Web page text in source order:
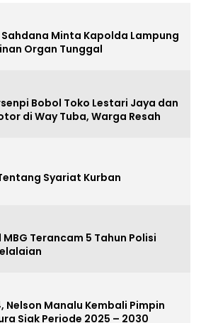
Sahdana Minta Kapolda Lampung
Organ Tunggal
Bobol Toko Lestari Jaya dan
di Way Tuba, Warga Resah
Syariat Kurban
Terancam 5 Tahun Polisi
Nelson Manalu Kembali Pimpin
Siak Periode 2025 – 2030